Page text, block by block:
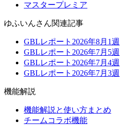
マスタープレミア
ゆふいんさん関連記事
GBLレポート2026年8月1週
GBLレポート2026年7月5週
GBLレポート2026年7月4週
GBLレポート2026年7月3週
機能解説
機能解説と使い方まとめ
チームコラボ機能